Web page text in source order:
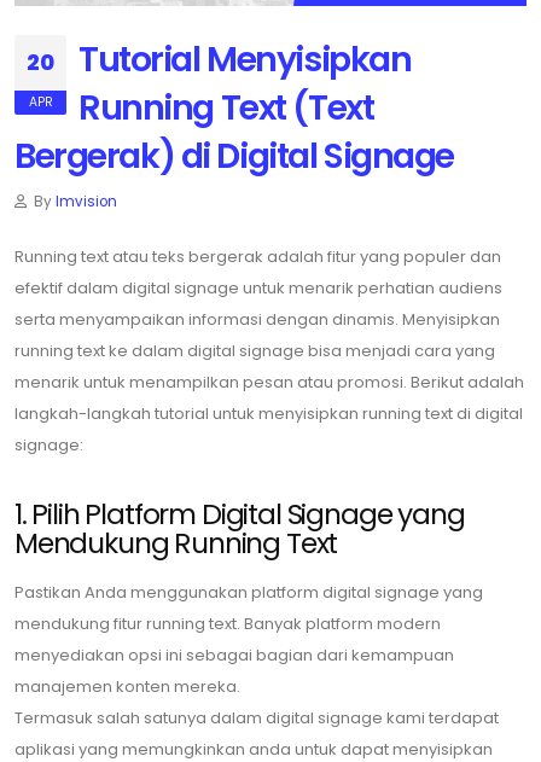
20
APR
Tutorial Menyisipkan
Running Text (Text
Bergerak) di Digital Signage
ByImvision
Running text atau teks bergerak adalah fitur yang populer dan
efektif dalam digital signage untuk menarik perhatian audiens
serta menyampaikan informasi dengan dinamis. Menyisipkan
running text ke dalam digital signage bisa menjadi cara yang
menarik untuk menampilkan pesan atau promosi. Berikut adalah
langkah-langkah tutorial untuk menyisipkan running text di digital
signage:
1. Pilih Platform Digital Signage yang
Mendukung Running Text
Pastikan Anda menggunakan platform digital signage yang
mendukung fitur running text. Banyak platform modern
menyediakan opsi ini sebagai bagian dari kemampuan
manajemen konten mereka.
Termasuk salah satunya dalam digital signage kami terdapat
aplikasi yang memungkinkan anda untuk dapat menyisipkan